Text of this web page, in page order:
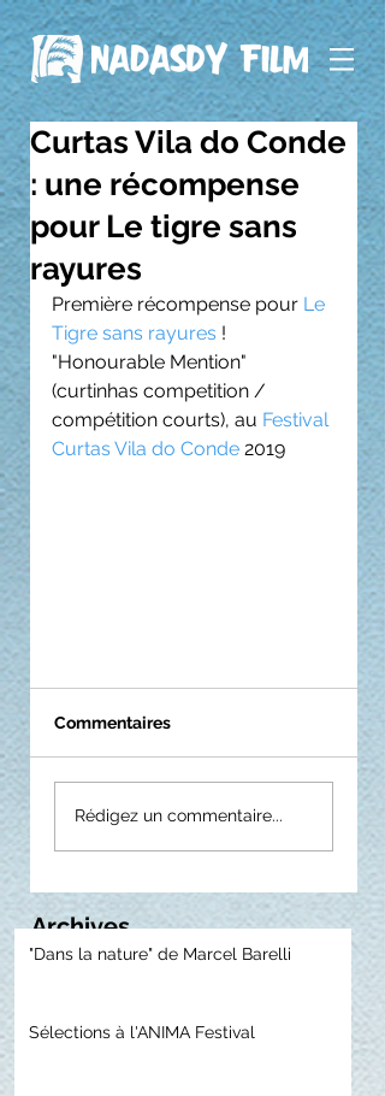
Curtas Vila do Conde
: une récompense
pour Le tigre sans
rayures
Première récompense pour Le
Tigre sans rayures !
"Honourable Mention"
(curtinhas competition /
compétition courts), au Festival
Curtas Vila do Conde 2019
Commentaires
Rédigez un commentaire...
Archives
"Dans la nature" de Marcel Barelli
Sélections à l'ANIMA Festival